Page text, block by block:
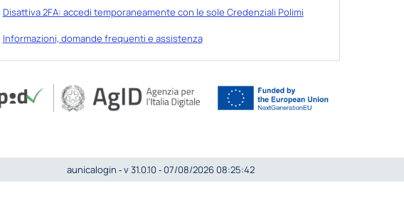
Disattiva 2FA: accedi temporaneamente con le sole Credenziali Polimi
Informazioni, domande frequenti e assistenza
aunicalogin ‐ v 31.0.10 ‐ 07/08/2026 08:25:42